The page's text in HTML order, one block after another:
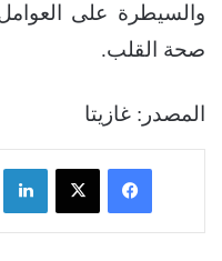
والسيطرة على
صحة القلب.
المصدر: غازيتا
فيسبوك ‫X